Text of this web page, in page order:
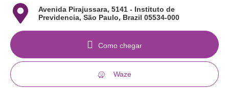
Avenida Pirajussara, 5141 - Instituto de
Previdencia, São Paulo, Brazil 05534-000
Como chegar
Waze